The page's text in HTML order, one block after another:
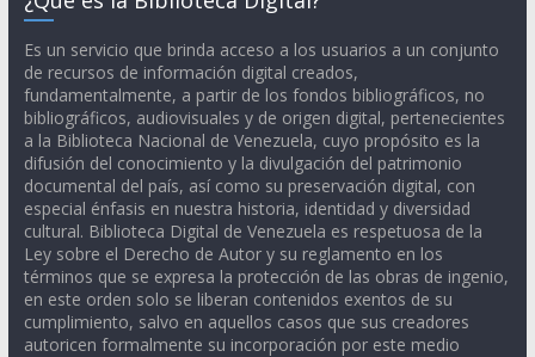
Es un servicio que brinda acceso a los usuarios a un conjunto
de recursos de información digital creados,
fundamentalmente, a partir de los fondos bibliográficos, no
bibliográficos, audiovisuales y de origen digital, pertenecientes
a la Biblioteca Nacional de Venezuela, cuyo propósito es la
difusión del conocimiento y la divulgación del patrimonio
documental del país, así como su preservación digital, con
especial énfasis en nuestra historia, identidad y diversidad
cultural. Biblioteca Digital de Venezuela es respetuosa de la
Ley sobre el Derecho de Autor y su reglamento en los
términos que se expresa la protección de las obras de ingenio,
en este orden solo se liberan contenidos exentos de su
cumplimiento, salvo en aquellos casos que sus creadores
autoricen formalmente su incorporación por este medio